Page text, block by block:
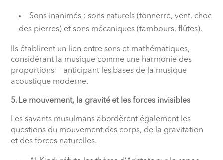
Sons inanimés : sons naturels (tonnerre, vent, choc
des pierres) et sons mécaniques (tambours, flûtes).
Ils établirent un lien entre sons et mathématiques,
considérant la musique comme une harmonie des
proportions — anticipant les bases de la musique
acoustique moderne.
5. Le mouvement, la gravité et les forces invisibles
Les savants musulmans abordèrent également les
questions du mouvement des corps, de la gravitation
et des forces naturelles.